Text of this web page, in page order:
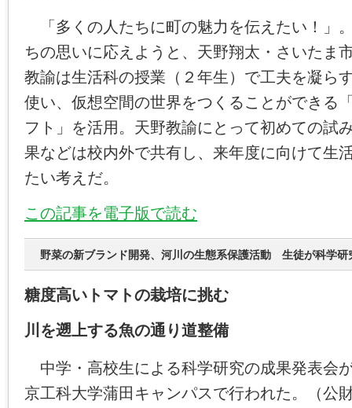
「多くの人たちに町の魅力を伝えたい！」
ちの思いに応えようと、天野翔太・さいたま
教諭は生活科の授業（２年生）で工夫を凝ら
使い、仮想空間の世界をつくることができる
フト」を活用。天野教諭にとって初めての試
果などは校内外で共有し、来年度に向けて生
たい考えだ。
この記事を電子版で読む
野菜の新ブランド開発、河川の生態系保護活動 生徒が科学研
糖度高いトマトの栽培に挑む
川を遡上する魚の通り道整備
中学・高校生による科学研究の成果発表会
京工科大学蒲田キャンパスで行われた。（公